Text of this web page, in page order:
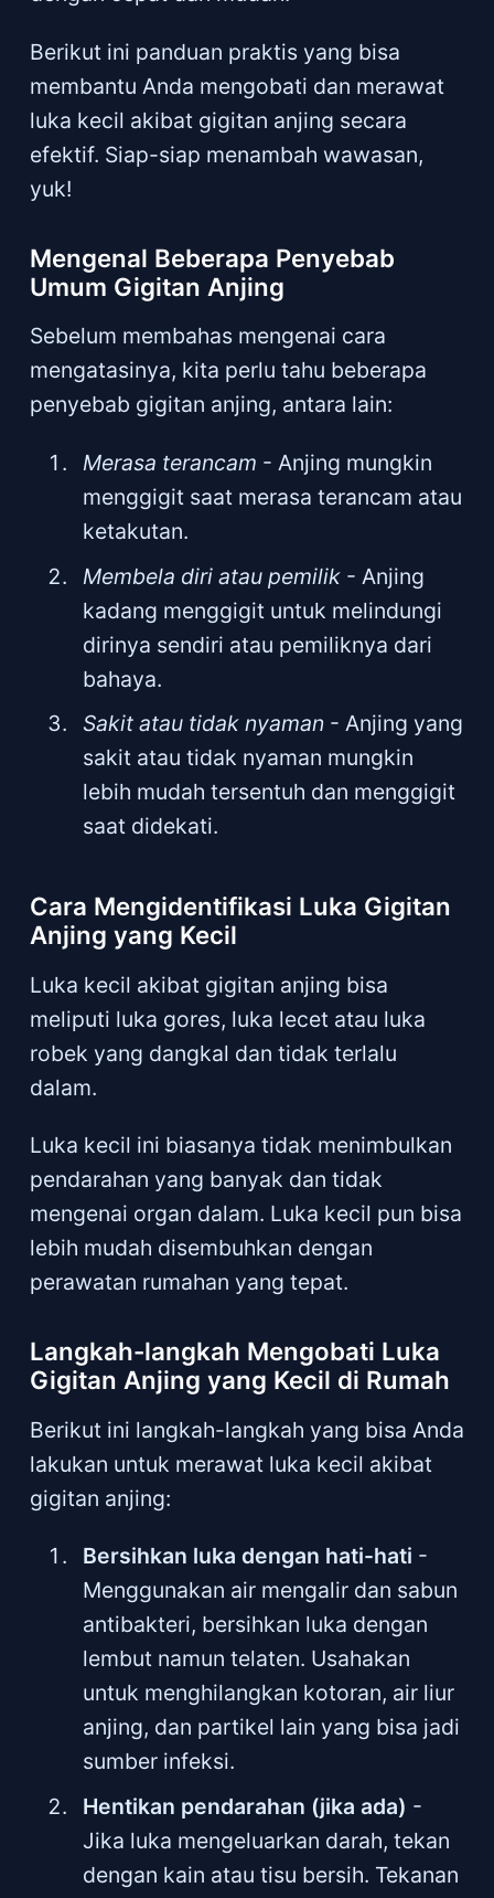
Berikut ini panduan praktis yang bisa
membantu Anda mengobati dan merawat
luka kecil akibat gigitan anjing secara
efektif. Siap-siap menambah wawasan,
yuk!
Mengenal Beberapa Penyebab
Umum Gigitan Anjing
Sebelum membahas mengenai cara
mengatasinya, kita perlu tahu beberapa
penyebab gigitan anjing, antara lain:
Merasa terancam - Anjing mungkin
menggigit saat merasa terancam atau
ketakutan.
Membela diri atau pemilik - Anjing
kadang menggigit untuk melindungi
dirinya sendiri atau pemiliknya dari
bahaya.
Sakit atau tidak nyaman - Anjing yang
sakit atau tidak nyaman mungkin
lebih mudah tersentuh dan menggigit
saat didekati.
Cara Mengidentifikasi Luka Gigitan
Anjing yang Kecil
Luka kecil akibat gigitan anjing bisa
meliputi luka gores, luka lecet atau luka
robek yang dangkal dan tidak terlalu
dalam.
Luka kecil ini biasanya tidak menimbulkan
pendarahan yang banyak dan tidak
mengenai organ dalam. Luka kecil pun bisa
lebih mudah disembuhkan dengan
perawatan rumahan yang tepat.
Langkah-langkah Mengobati Luka
Gigitan Anjing yang Kecil di Rumah
Berikut ini langkah-langkah yang bisa Anda
lakukan untuk merawat luka kecil akibat
gigitan anjing:
Bersihkan luka dengan hati-hati -
Menggunakan air mengalir dan sabun
antibakteri, bersihkan luka dengan
lembut namun telaten. Usahakan
untuk menghilangkan kotoran, air liur
anjing, dan partikel lain yang bisa jadi
sumber infeksi.
Hentikan pendarahan (jika ada) -
Jika luka mengeluarkan darah, tekan
dengan kain atau tisu bersih. Tekanan